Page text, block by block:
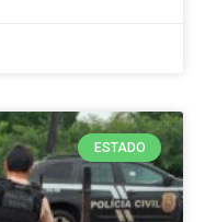
ESTADO